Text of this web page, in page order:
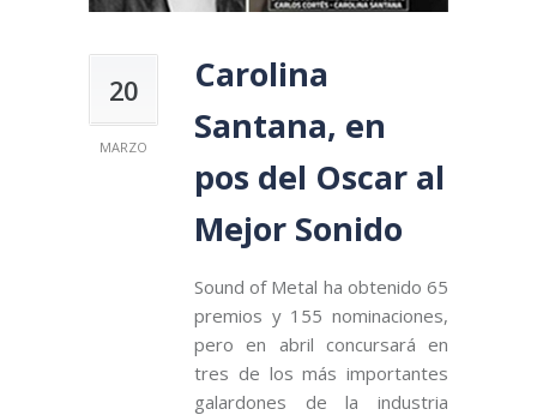
20
MARZO
Carolina
Santana, en
pos del Oscar al
Mejor Sonido
Sound of Metal ha obtenido 65
premios y 155 nominaciones,
pero en abril concursará en
tres de los más importantes
galardones de la industria